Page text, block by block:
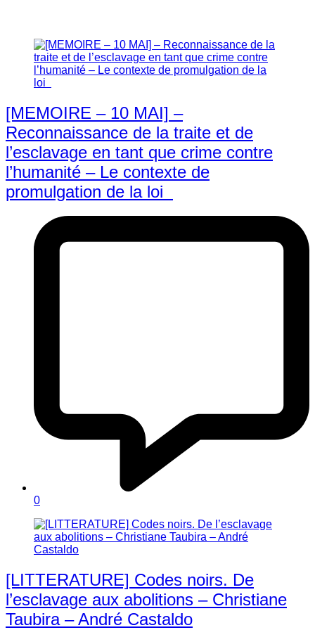
[MEMOIRE – 10 MAI] –
Reconnaissance de la traite et de
l’esclavage en tant que crime contre
l’humanité – Le contexte de
promulgation de la loi
0
[LITTERATURE] Codes noirs. De
l’esclavage aux abolitions – Christiane
Taubira – André Castaldo